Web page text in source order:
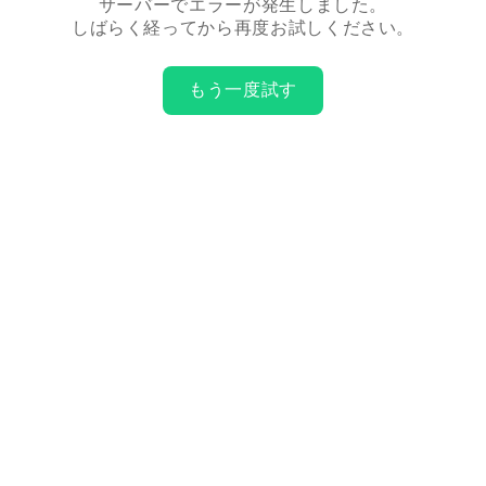
サーバーでエラーが発生しました。
しばらく経ってから再度お試しください。
もう一度試す